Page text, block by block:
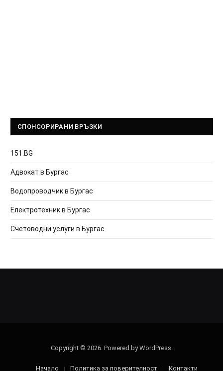
СПОНСОРИРАНИ ВРЪЗКИ
151.BG
Адвокат в Бургас
Водопроводчик в Бургас
Електротехник в Бургас
Счетоводни услуги в Бургас
Copyright © 2026. Powered by WordPress.
Начало Политика за поверителност Контакти